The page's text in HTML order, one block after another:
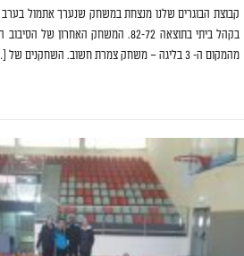
קבוצת הבוגרים שלנו מנצחת במשחק שנערך אתמול
בקהל ביתי בתוצאה 82-72. המשחק
מהמקום ה- 3 בליגה – משחק צמרת חשוב. השחקנים של […]